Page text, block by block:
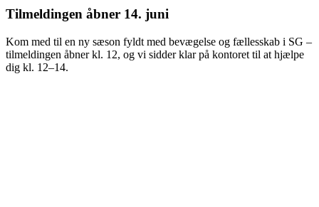
Tilmeldingen åbner 14. juni
Kom med til en ny sæson fyldt med bevægelse og fællesskab i SG –
tilmeldingen åbner kl. 12, og vi sidder klar på kontoret til at hjælpe
dig kl. 12–14.